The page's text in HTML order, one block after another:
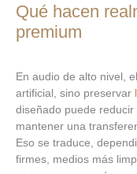
Qué hacen
premium
En audio de alto nivel,
artificial, sino preservar
diseñado puede
mantener una
Eso se traduce,
firmes, medios más